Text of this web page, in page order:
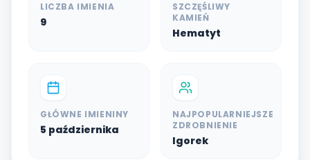
LICZBA IMIENIA
9
SZCZĘŚLIWY
KAMIEŃ
Hematyt
GŁÓWNE IMIENINY
5 października
NAJPOPULARNIEJSZE
ZDROBNIENIE
Igorek